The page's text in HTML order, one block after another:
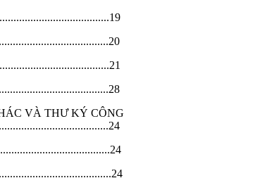
VÀ THƯ KÝ CÔNG